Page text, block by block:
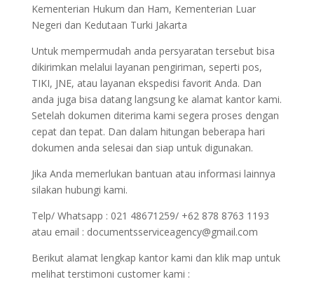
Kementerian Hukum dan Ham, Kementerian Luar
Negeri dan Kedutaan Turki Jakarta
Untuk mempermudah anda persyaratan tersebut bisa
dikirimkan melalui layanan pengiriman, seperti pos,
TIKI, JNE, atau layanan ekspedisi favorit Anda. Dan
anda juga bisa datang langsung ke alamat kantor kami.
Setelah dokumen diterima kami segera proses dengan
cepat dan tepat. Dan dalam hitungan beberapa hari
dokumen anda selesai dan siap untuk digunakan.
Jika Anda memerlukan bantuan atau informasi lainnya
silakan hubungi kami.
Telp/ Whatsapp : 021 48671259/ +62 878 8763 1193
atau email : documentsserviceagency@gmail.com
Berikut alamat lengkap kantor kami dan klik map untuk
melihat terstimoni customer kami :